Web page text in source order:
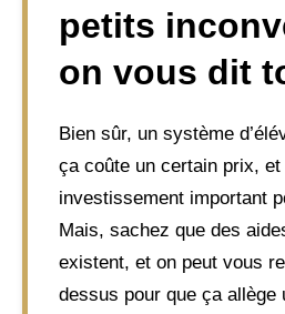
petits
on vous dit
Bien sûr, un système
ça coûte un certain prix, et
investissement important
Mais, sachez que des
existent, et on peut vous
dessus pour que ça allège